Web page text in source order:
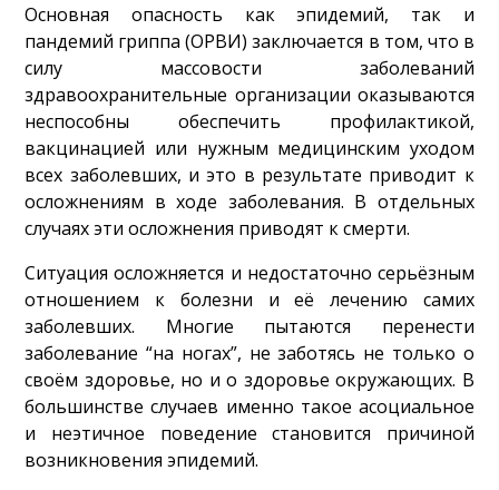
Основная опасность как эпидемий, так и
пандемий гриппа (ОРВИ) заключается в том, что в
силу массовости заболеваний
здравоохранительные организации оказываются
неспособны обеспечить профилактикой,
вакцинацией или нужным медицинским уходом
всех заболевших, и это в результате приводит к
осложнениям в ходе заболевания. В отдельных
случаях эти осложнения приводят к смерти.
Ситуация осложняется и недостаточно серьёзным
отношением к болезни и её лечению самих
заболевших. Многие пытаются перенести
заболевание “на ногах”, не заботясь не только о
своём здоровье, но и о здоровье окружающих. В
большинстве случаев именно такое асоциальное
и неэтичное поведение становится причиной
возникновения эпидемий.